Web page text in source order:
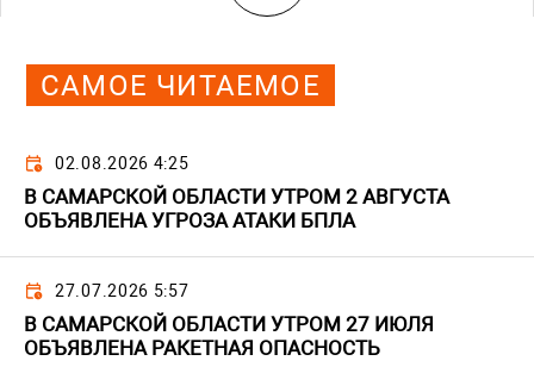
САМОЕ ЧИТАЕМОЕ
02.08.2026 4:25
В САМАРСКОЙ ОБЛАСТИ УТРОМ 2 АВГУСТА
ОБЪЯВЛЕНА УГРОЗА АТАКИ БПЛА
27.07.2026 5:57
В САМАРСКОЙ ОБЛАСТИ УТРОМ 27 ИЮЛЯ
ОБЪЯВЛЕНА РАКЕТНАЯ ОПАСНОСТЬ